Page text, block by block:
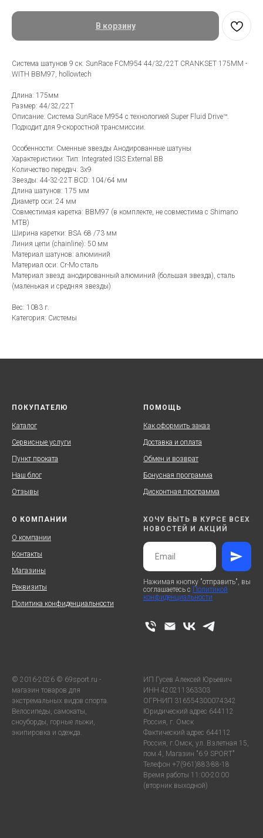
В корзину
Система шатунов 9 ск. SunRace FCM954 44/32/22T CRANKSET 175MM -
WITH BBM97, hollowtech
Длина: 175мм
Размер: 44/32/22T
Описание: Система SunRace M954 с технологией Super Fluid Drive™.
Подходит для 9-скоростной трансмиссии.
Особенности: Сменные звезды Анодированные шатуны
Характеристики: Тип: Integrated ISIS External BB
Количество передач: 3х9
Звезды: 44-32-22T BCD: 104/64 мм
Длина шатунов: 175 мм
Диаметр оси: 24 мм
Совместимая каретка: BBM97 (в комплекте, не совместима с Shimano
MTB)
Ширина каретки: BSA 68 /73 мм
Линия цепи (chainline): 50 мм
Материал шатунов: алюминий
Материал оси: Cr-Mo сталь
Материал звезд: анодированный алюминий (большая звезда), сталь
(маленькая и средняя звезды)
Вес: 1083 г.
Категория: Системы
ПОКУПАТЕЛЮ
Каталог
Сервисные услуги
Пункт проката
Наш блог
Отзывы
ПОМОЩЬ
Как оформить заказ
Доставка и оплата
Обмен и возврат
Бонусная программа
Дисконтная программа
О КОМПАНИИ
О компании
Контакты
Магазины
Реквизиты
Политика конфиденциальности
ХОЧУ БЫТЬ В КУРСЕ ВСЕХ
НОВОСТЕЙ И АКЦИЙ
Нажимая кнопку "отправить", вы
соглашаетесь с Политикой
конфиденциальности
© 2016-2026 © 69sport.ru -
магазин товаров для
экстремальных видов спорта.
Велосипеды, самокаты,
сноуборды, горные лыжи,
экипировка и одежда.
ИП Гусев Алексей Юрьевич
ИНН 420211363303
ОГРНИП 316554300074342
Юридический адрес 644112
Россия, г. Омск
Фактический адрес 644112
Россия, г.Омск, ул. Взлетная 15,
пом.4, Магазин "6.9 SPORT"
Телефон +7(961)883-88-18
Время работы 11:00-20:00
(вторник выходной)